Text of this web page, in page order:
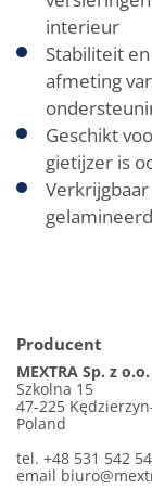
interieur
Stabiliteit
afmeting
Geschikt
gietijzer is
Producent
MEXTRA Sp. z o.o.
Szkolna 15
47-225
Poland
tel. +48 531 542
email